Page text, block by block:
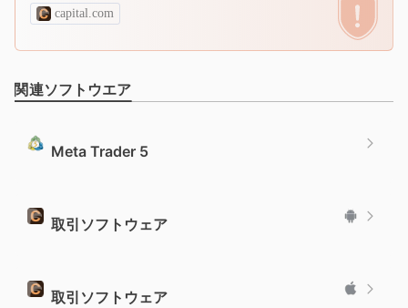
capital.com
関連ソフトウエア
Meta Trader 5
取引ソフトウェア
取引ソフトウェア